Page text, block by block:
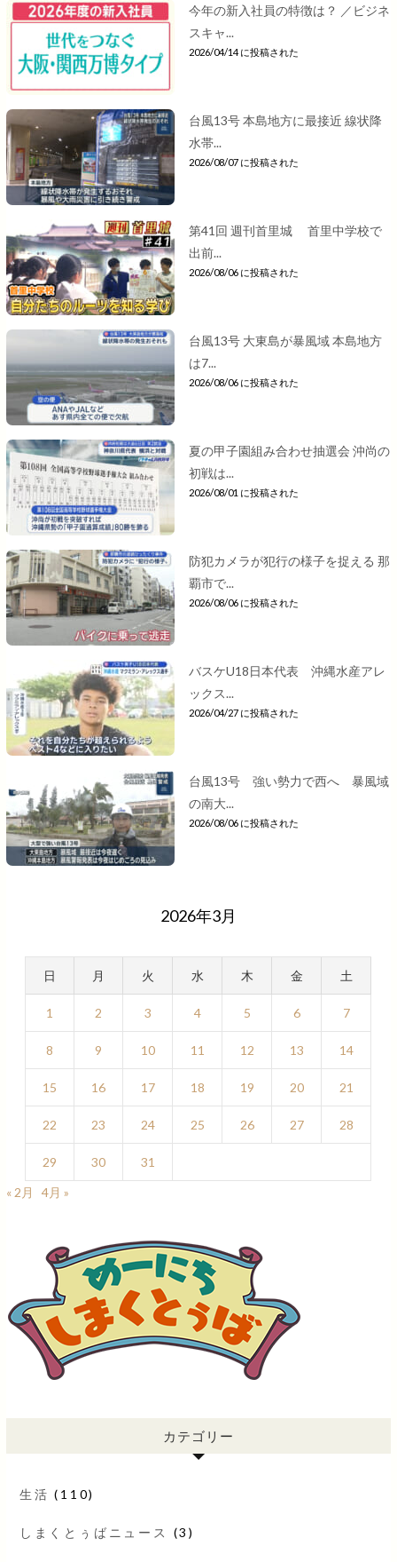
今年の新入社員の特徴は？ ／ビジネ
スキャ...
2026/04/14 に投稿された
台風13号 本島地方に最接近 線状降
水帯...
2026/08/07 に投稿された
第41回 週刊首里城 首里中学校で
出前...
2026/08/06 に投稿された
台風13号 大東島が暴風域 本島地方
は7...
2026/08/06 に投稿された
夏の甲子園組み合わせ抽選会 沖尚の
初戦は...
2026/08/01 に投稿された
防犯カメラが犯行の様子を捉える 那
覇市で...
2026/08/06 に投稿された
バスケU18日本代表 沖縄水産アレ
ックス...
2026/04/27 に投稿された
台風13号 強い勢力で西へ 暴風域
の南大...
2026/08/06 に投稿された
2026年3月
日 月 火 水 木 金 土
1 2 3 4 5 6 7
8 9 10 11 12 13 14
15 16 17 18 19 20 21
22 23 24 25 26 27 28
29 30
31
« 2月
4月 »
カテゴリー
生活 (110)
しまくとぅばニュース (3)